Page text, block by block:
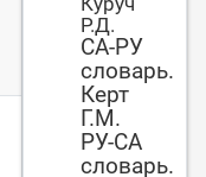
Р.Д.
СА-РУ
словарь.
Керт
Г.М.
РУ-СА
словарь.